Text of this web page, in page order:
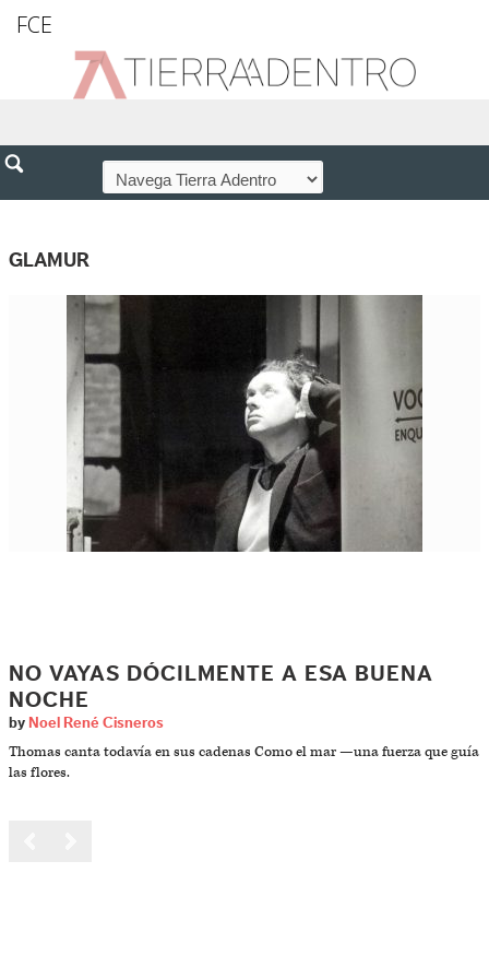
FCE
GLAMUR
NO VAYAS DÓCILMENTE A ESA BUENA
NOCHE
by Noel René Cisneros
Thomas canta todavía en sus cadenas Como el mar —una fuerza que guía
las flores.